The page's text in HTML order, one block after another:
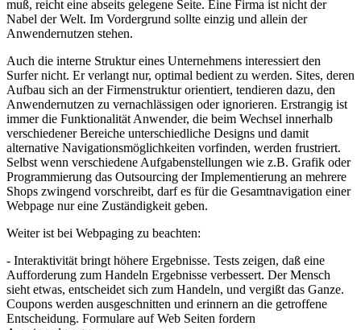
muß, reicht eine abseits gelegene Seite. Eine Firma ist nicht der
Nabel der Welt. Im Vordergrund sollte einzig und allein der
Anwendernutzen stehen.
Auch die interne Struktur eines Unternehmens interessiert den
Surfer nicht. Er verlangt nur, optimal bedient zu werden. Sites, deren
Aufbau sich an der Firmenstruktur orientiert, tendieren dazu, den
Anwendernutzen zu vernachlässigen oder ignorieren. Erstrangig ist
immer die Funktionalität Anwender, die beim Wechsel innerhalb
verschiedener Bereiche unterschiedliche Designs und damit
alternative Navigationsmöglichkeiten vorfinden, werden frustriert.
Selbst wenn verschiedene Aufgabenstellungen wie z.B. Grafik oder
Programmierung das Outsourcing der Implementierung an mehrere
Shops zwingend vorschreibt, darf es für die Gesamtnavigation einer
Webpage nur eine Zuständigkeit geben.
Weiter ist bei Webpaging zu beachten:
- Interaktivität bringt höhere Ergebnisse. Tests zeigen, daß eine
Aufforderung zum Handeln Ergebnisse verbessert. Der Mensch
sieht etwas, entscheidet sich zum Handeln, und vergißt das Ganze.
Coupons werden ausgeschnitten und erinnern an die getroffene
Entscheidung. Formulare auf Web Seiten fordern